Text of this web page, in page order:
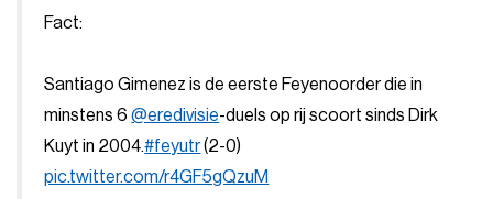
Fact:
Santiago Gimenez is de eerste Feyenoorder die in
minstens 6@eredivisie-duels op rij scoort sinds Dirk
Kuyt in 2004.#feyutr(2-0)
pic.twitter.com/r4GF5gQzuM